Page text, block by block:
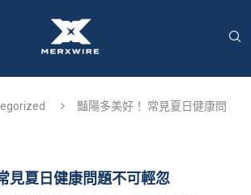
豔陽多美好！ 常見夏日健康問
見夏日健康問題不可輕忽